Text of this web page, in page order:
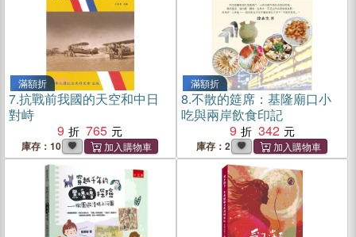
滿額折
7.抗戰前我國的天空和中日
對峙
9
765
庫存：10
滿額折
8.不散的筵席：基隆廟口小
吃與兩岸飲食印記
9
342
庫存：2